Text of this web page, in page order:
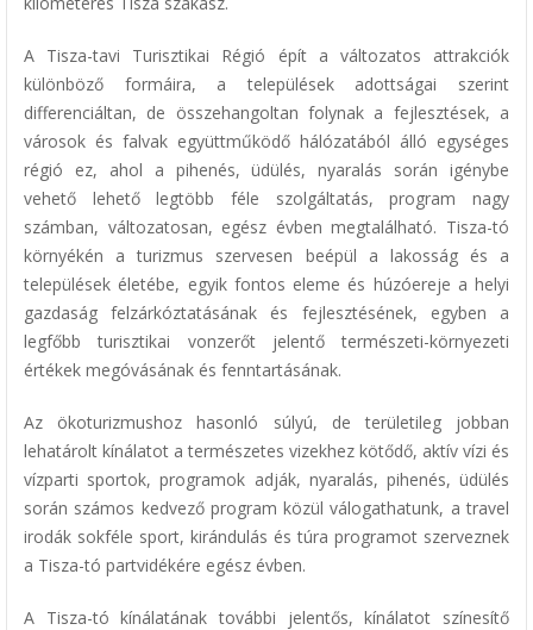
A Tisza-tavi Turisztikai Régió épít a változatos attrakciók
különböző formáira, a települések adottságai szerint
differenciáltan, de összehangoltan folynak a fejlesztések, a
városok és falvak együttműködő hálózatából álló egységes
régió ez, ahol a pihenés, üdülés, nyaralás során igénybe
vehető lehető legtöbb féle szolgáltatás, program nagy
számban, változatosan, egész évben megtalálható. Tisza-tó
környékén a turizmus szervesen beépül a lakosság és a
települések életébe, egyik fontos eleme és húzóereje a helyi
gazdaság felzárkóztatásának és fejlesztésének, egyben a
legfőbb turisztikai vonzerőt jelentő természeti-környezeti
értékek megóvásának és fenntartásának.
Az ökoturizmushoz hasonló súlyú, de területileg jobban
lehatárolt kínálatot a természetes vizekhez kötődő, aktív vízi és
vízparti sportok, programok adják, nyaralás, pihenés, üdülés
során számos kedvező program közül válogathatunk, a travel
irodák sokféle sport, kirándulás és túra programot szerveznek
a Tisza-tó partvidékére egész évben.
A Tisza-tó kínálatának további jelentős, kínálatot színesítő